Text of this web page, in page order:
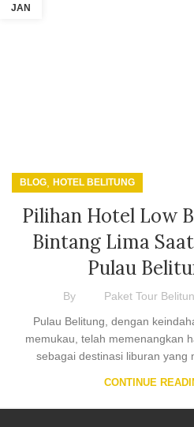
JAN
BLOG HOTEL BELITUNG
Pilihan Hotel Low
Bintang Lima
Pulau
By Paket Tour
Pulau Belitung, dengan
memukau, telah memenangkan
sebagai destinasi liburan yang
CONTINUE